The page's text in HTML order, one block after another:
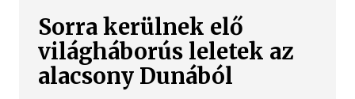
Sorra kerülnek elő
világháborús leletek az
alacsony Dunából